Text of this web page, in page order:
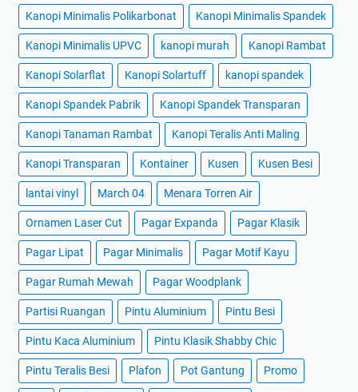
Kanopi Minimalis Polikarbonat Kanopi Minimalis Spandek
Kanopi Minimalis UPVC kanopi murah Kanopi Rambat
Kanopi Solarflat Kanopi Solartuff kanopi spandek
Kanopi Spandek Pabrik Kanopi Spandek Transparan
Kanopi Tanaman Rambat Kanopi Teralis Anti Maling
Kanopi Transparan Kontainer Kusen Kusen Besi
lantai vinyl March 04 Menara Torren Air
Ornamen Laser Cut Pagar Expanda Pagar Klasik
Pagar Lipat Pagar Minimalis Pagar Motif Kayu
Pagar Rumah Mewah Pagar Woodplank
Partisi Ruangan Pintu Aluminium Pintu Besi
Pintu Kaca Aluminium Pintu Klasik Shabby Chic
Pintu Teralis Besi Plafon Pot Gantung Promo